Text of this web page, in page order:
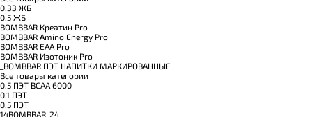
0.33 ЖБ
0.5 ЖБ
BOMBBAR Креатин Pro
BOMBBAR Amino Energy Pro
BOMBBAR EAA Pro
BOMBBAR Изотоник Pro
_BOMBBAR ПЭТ НАПИТКИ МАРКИРОВАННЫЕ
Все товары категории
0.5 ПЭТ ВСАА 6000
0.1 ПЭТ
0.5 ПЭТ
14BOMBBAR_24